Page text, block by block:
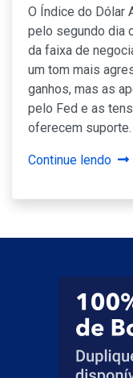
O Índice do Dólar
pelo segundo dia
da faixa de
um tom mais
ganhos, mas as
pelo Fed e as
oferecem suporte.
Continue lendo